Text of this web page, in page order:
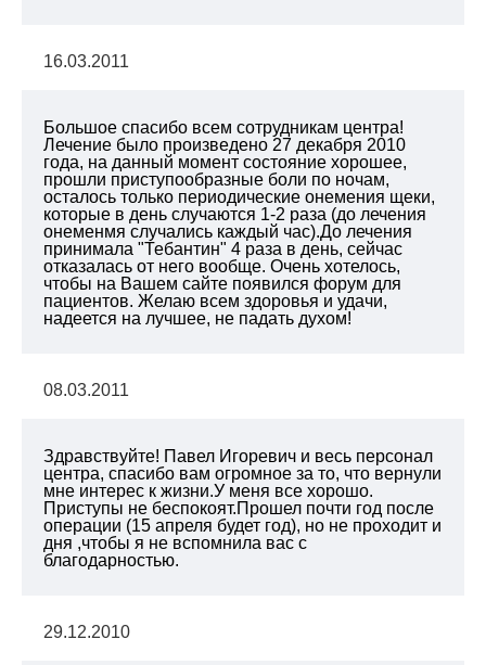
16.03.2011
Большое спасибо всем сотрудникам центра!
Лечение было произведено 27 декабря 2010
года, на данный момент состояние хорошее,
прошли приступообразные боли по ночам,
осталось только периодические онемения щеки,
которые в день случаются 1-2 раза (до лечения
онеменмя случались каждый час).До лечения
принимала "Тебантин" 4 раза в день, сейчас
отказалась от него вообще. Очень хотелось,
чтобы на Вашем сайте появился форум для
пациентов. Желаю всем здоровья и удачи,
надеется на лучшее, не падать духом!
08.03.2011
Здравствуйте! Павел Игоревич и весь персонал
центра, спасибо вам огромное за то, что вернули
мне интерес к жизни.У меня все хорошо.
Приступы не беспокоят.Прошел почти год после
операции (15 апреля будет год), но не проходит и
дня ,чтобы я не вспомнила вас с
благодарностью.
29.12.2010